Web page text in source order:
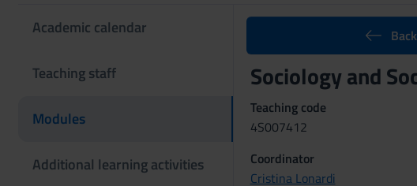
Academic calendar
Teaching staff
Modules
Additional learning activities
Sociology and
Teaching code
4S007412
Coordinator
Cristina Lonardi